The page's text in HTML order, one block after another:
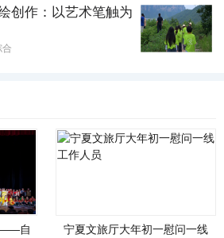
创作：以艺术笔触为
合
——自
宁夏文旅厅大年初一慰问一线